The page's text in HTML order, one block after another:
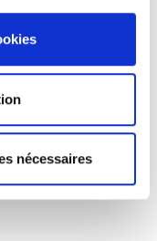
nécessaires